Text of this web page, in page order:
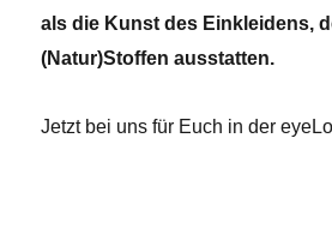
als die Kunst des Einkleidens,
(Natur)Stoffen ausstatten.
Jetzt bei uns für Euch in der